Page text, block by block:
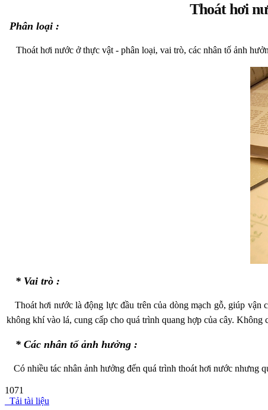
Thoát hơi
Phân loại :
Thoát hơi nước ở thực vật - phân loại, vai trò, các nhân tố ảnh
* Vai trò :
Thoát hơi nước là động lực đầu trên của dòng mạch gỗ, giúp vận
không khí vào lá, cung cấp cho quá trình quang hợp của cây.
* Các nhân tố ảnh hưởng :
Có nhiều tác nhân ảnh hưởng đến quá trình thoát hơi nước nhưng
1071
Tải tài liệu